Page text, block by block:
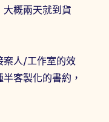
概兩天就到貨
案人/工作室的效
客製化的書約，